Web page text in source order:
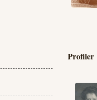
Profiler